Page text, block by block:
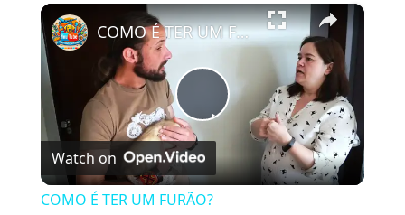
×
Play
Video
COMO É TER UM FURÃO?
Watch on
COMO É TER UM FURÃO?